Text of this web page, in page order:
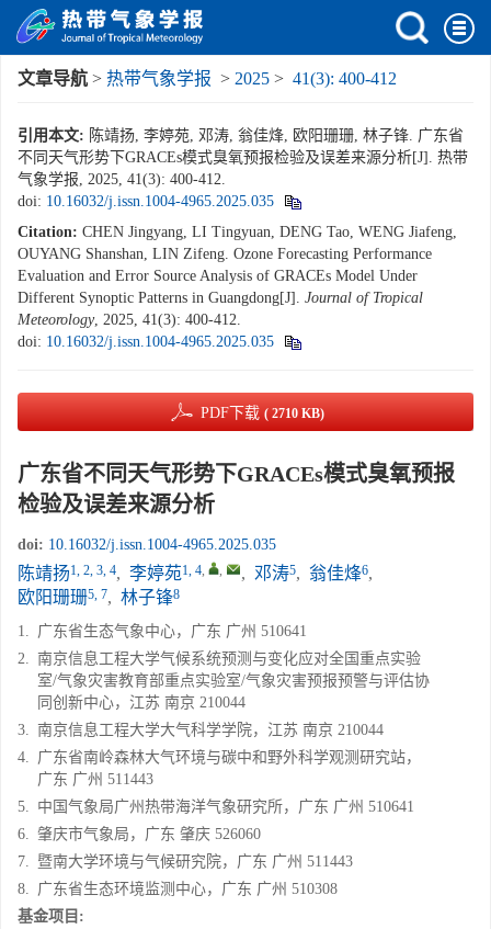
文章导航 > 热带气象学报 > 2025 > 41(3): 400-412
引用本文: 陈靖扬, 李婷苑, 邓涛, 翁佳烽, 欧阳珊珊, 林子锋. 广东省
不同天气形势下GRACEs模式臭氧预报检验及误差来源分析[J]. 热带
气象学报, 2025, 41(3): 400-412.
doi: 10.16032/j.issn.1004-4965.2025.035
Citation: CHEN Jingyang, LI Tingyuan, DENG Tao, WENG Jiafeng,
OUYANG Shanshan, LIN Zifeng. Ozone Forecasting Performance
Evaluation and Error Source Analysis of GRACEs Model Under
Different Synoptic Patterns in Guangdong[J]. Journal of Tropical
Meteorology, 2025, 41(3): 400-412.
doi: 10.16032/j.issn.1004-4965.2025.035
PDF下载 ( 2710 KB)
广东省不同天气形势下GRACEs模式臭氧预报
检验及误差来源分析
doi: 10.16032/j.issn.1004-4965.2025.035
陈靖扬1, 2, 3, 4, 李婷苑1, 4, , , 邓涛5, 翁佳烽6,
欧阳珊珊5, 7, 林子锋8
1. 广东省生态气象中心，广东 广州 510641
2. 南京信息工程大学气候系统预测与变化应对全国重点实验
室/气象灾害教育部重点实验室/气象灾害预报预警与评估协
同创新中心，江苏 南京 210044
3. 南京信息工程大学大气科学学院，江苏 南京 210044
4. 广东省南岭森林大气环境与碳中和野外科学观测研究站，
广东 广州 511443
5. 中国气象局广州热带海洋气象研究所，广东 广州 510641
6. 肇庆市气象局，广东 肇庆 526060
7. 暨南大学环境与气候研究院，广东 广州 511443
8. 广东省生态环境监测中心，广东 广州 510308
基金项目: